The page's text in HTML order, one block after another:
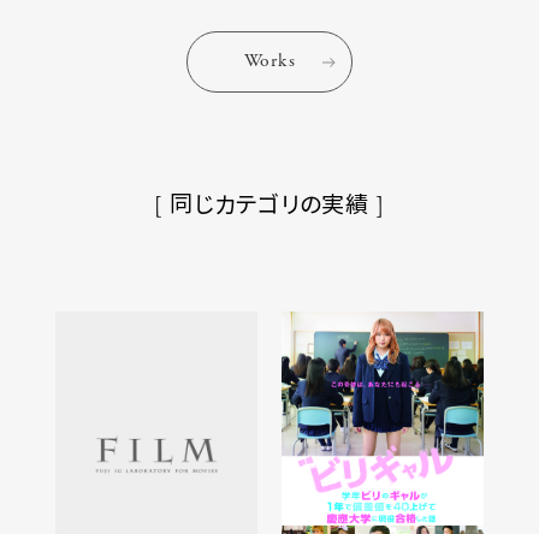
Works
[ 同じカテゴリの実績 ]